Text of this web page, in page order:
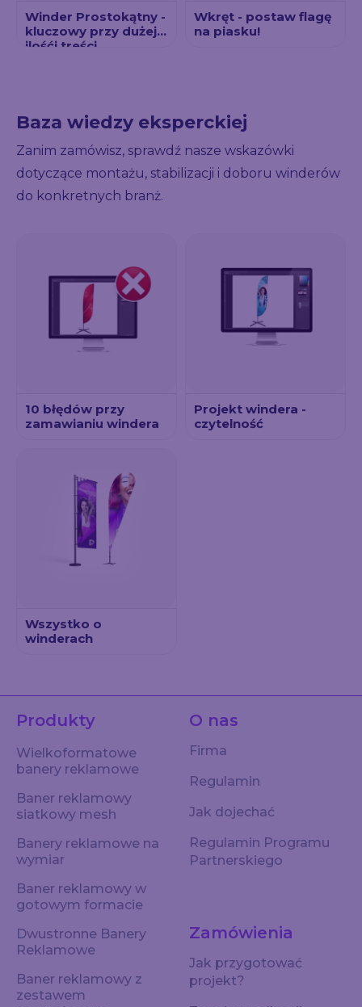
Winder Prostokątny -
kluczowy przy dużej
ilośći treści
Wkręt - postaw flagę
na piasku!
Baza wiedzy eksperckiej
Zanim zamówisz, sprawdź nasze wskazówki
dotyczące montażu, stabilizacji i doboru winderów
do konkretnych branż.
10 błędów przy
zamawianiu windera
Projekt windera -
czytelność
Wszystko o
winderach
Produkty
Wielkoformatowe
banery reklamowe
Baner reklamowy
siatkowy mesh
Banery reklamowe na
wymiar
Baner reklamowy w
gotowym formacie
Dwustronne Banery
Reklamowe
Baner reklamowy z
zestawem
O nas
Firma
Regulamin
Jak dojechać
Regulamin Programu
Partnerskiego
Zamówienia
Jak przygotować
projekt?